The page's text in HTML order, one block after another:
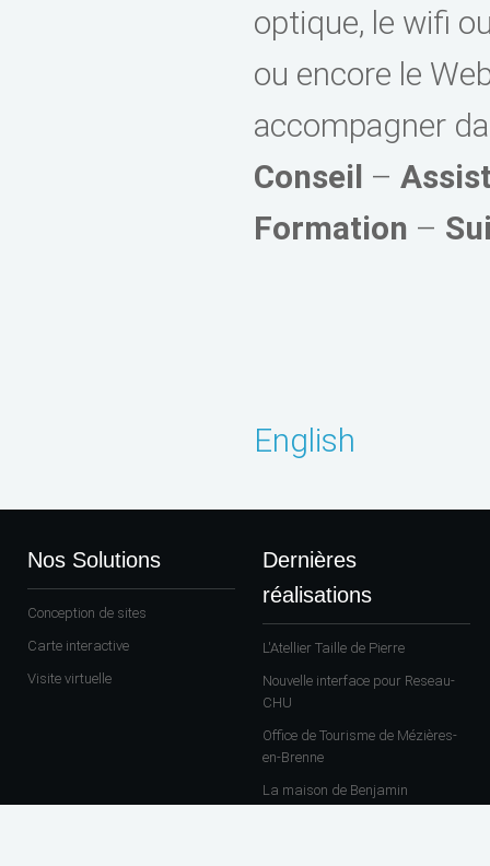
optique, le wifi
ou encore le
accompagner
Conseil –
Formation –
English
Nos Solutions
Conception de sites
Carte interactive
Visite virtuelle
Dernières
réalisations
L'Atellier Taille de Pierre
Nouvelle interface pour Reseau-
CHU
Office de Tourisme de Mézières-
en-Brenne
La maison de Benjamin